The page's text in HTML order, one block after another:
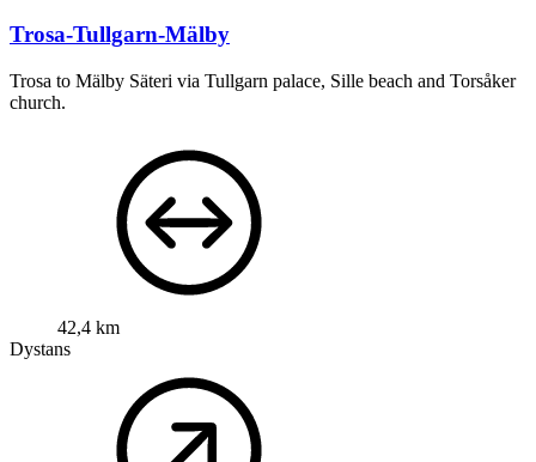
Trosa-Tullgarn-Mälby
Trosa to Mälby Säteri via Tullgarn palace, Sille beach and Torsåker
church.
42,4 km
Dystans